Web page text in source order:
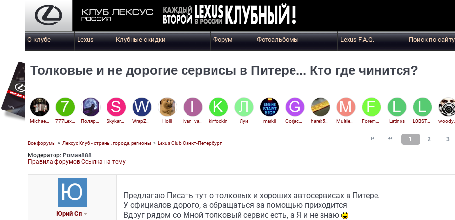
О клубе Lexus Клубные скидки Форум Фотоальбомы Lexus F.A.Q. Поиск по сайту
Толковые и не дорогие сервисы в Питере... Кто где чинится?
Michael007 777Lexa777 Полярная звезда Skykardinal WrapZames Holli ivan_vankov91 kirifockin Луи markii Gorjachev harek555utv Multilexus Foremkrakov Latinos L0BSTER woody_mc
fabler
Все форумы » Лексус Клуб - страны, города, регионы » Lexus Club Санкт-Петербург
Модератор: Роман888
Правила форумов Ссылка на тему
  1 2 3
Юрий Сп
Предлагаю Писать тут о толковых и хороших автосервисах в Питере.
У официалов дорого, а обращаться за помощью приходится.
Вдруг рядом со Мной толковый сервис есть, а Я и не знаю